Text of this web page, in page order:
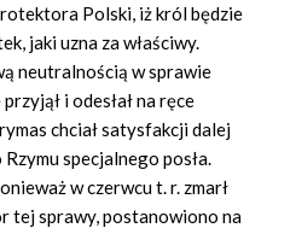
Polski, iż król będzie
jaki uzna za właściwy.
neutralnością w sprawie
i odesłał na ręce
chciał satysfakcji dalej
specjalnego posła.
w czerwcu t. r. zmarł
tej sprawy, postanowiono na